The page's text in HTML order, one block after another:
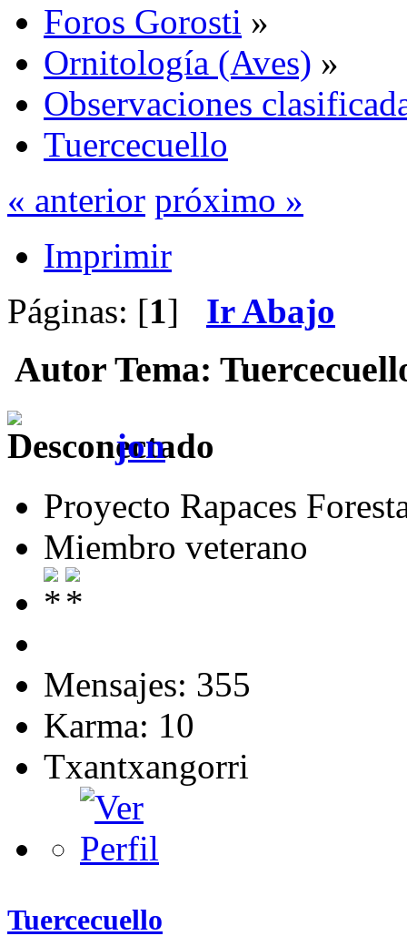
Foros Gorosti »
Ornitología (Aves) »
Observaciones
Tuercecuello
« anterior próximo »
Imprimir
Páginas: [1] Ir Abajo
Autor Tema:
jon
Proyecto Rapaces
Miembro veterano
Mensajes: 355
Karma: 10
Txantxangorri
Tuercecuello